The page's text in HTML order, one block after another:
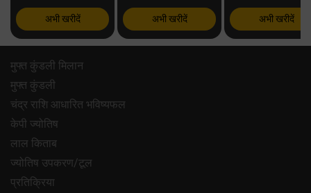
अभी खरीदें अभी खरीदें अभी खरीदें
मुफ्त कुंडली मिलान
मुफ्त कुंडली
चंद्र राशि आधारित भविष्यफल
केपी ज्योतिष
लाल किताब
ज्योतिष उपकरण/टूल
प्रतिक्रिया